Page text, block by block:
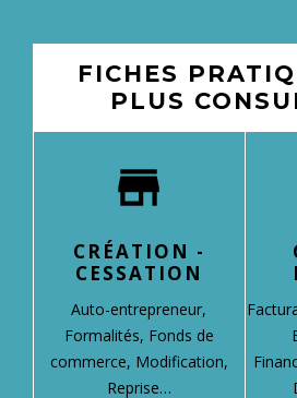
FICHES
PLUS
store
CRÉATION -
CESSATION
Auto-entrepreneur,
Formalités, Fonds de
commerce, Modification,
Reprise…